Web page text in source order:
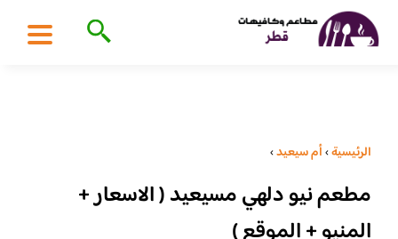
الرئيسية›أم سيعيد›
مطعم نيو دلهي مسيعيد ( الاسعار +